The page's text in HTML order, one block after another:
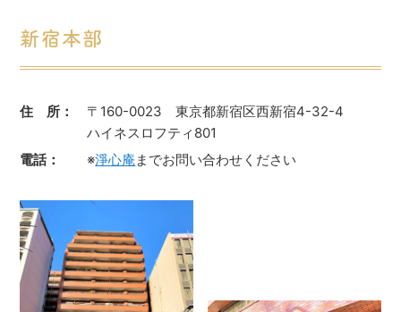
新宿本部
住 所：
〒160-0023 東京都新宿区西新宿4-32-4
ハイネスロフティ801
電話：
※淨心庵 までお問い合わせください